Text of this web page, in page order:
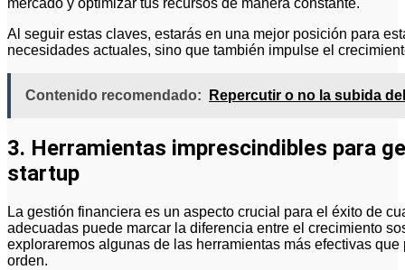
Al seguir estas claves, estarás en una mejor posición para
necesidades actuales, sino que también impulse el
Contenido recomendado: Repercutir o no la subida
3. Herramientas imprescindibles para
startup
La gestión financiera es un aspecto crucial para el éxito de
adecuadas puede marcar la diferencia entre el crecimiento
exploraremos algunas de las herramientas más efectivas
orden.